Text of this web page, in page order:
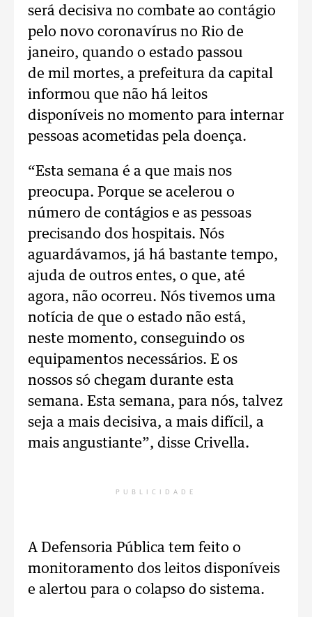
será decisiva no combate ao contágio
pelo novo coronavírus no Rio de
janeiro, quando o estado passou
de mil mortes, a prefeitura da capital
informou que não há leitos
disponíveis no momento para internar
pessoas acometidas pela doença.
“Esta semana é a que mais nos
preocupa. Porque se acelerou o
número de contágios e as pessoas
precisando dos hospitais. Nós
aguardávamos, já há bastante tempo,
ajuda de outros entes, o que, até
agora, não ocorreu. Nós tivemos uma
notícia de que o estado não está,
neste momento, conseguindo os
equipamentos necessários. E os
nossos só chegam durante esta
semana. Esta semana, para nós, talvez
seja a mais decisiva, a mais difícil, a
mais angustiante”, disse Crivella.
PUBLICIDADE
A Defensoria Pública tem feito o
monitoramento dos leitos disponíveis
e alertou para o colapso do sistema.